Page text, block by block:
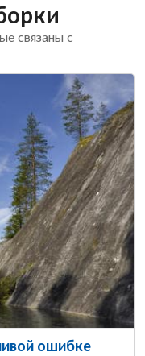
связаны с
ошибке